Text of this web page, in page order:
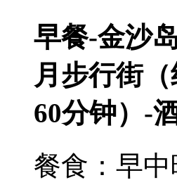
早餐-金沙
月步行街
60分钟）-
餐食：早中